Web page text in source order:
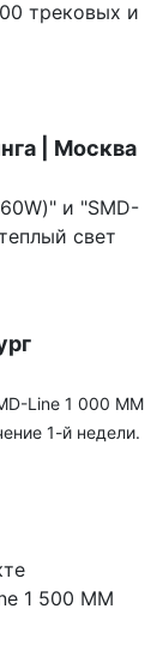
трековых и
| Москва
и "SMD-
свет
Line 1 000 ММ
1-й недели.
1 500 ММ